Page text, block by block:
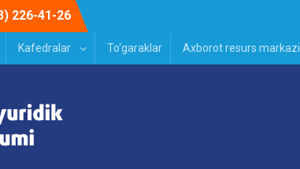
226-41-26
Kafedralar To‘garaklar Axborot resurs markazi